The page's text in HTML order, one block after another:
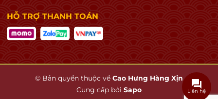
HỖ TRỢ THANH TOÁN
© Bản quyền thuộc về Cao Hưng Hàng Xịn
Cung cấp bởi Sapo Liên hệ